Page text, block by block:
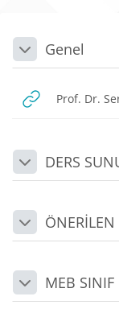
Bloklar
Bölüm
DaraltGenel
Prof. Dr.
DaraltDERS
DaraltÖNERİLEN
DaraltMEB SINIF